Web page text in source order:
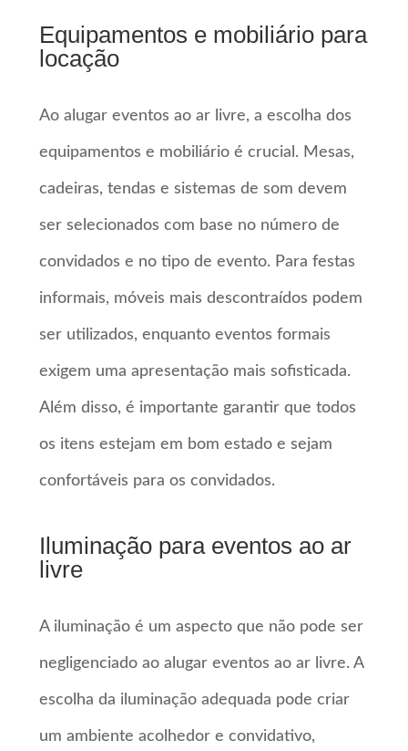
Equipamentos e mobiliário para
locação
Ao alugar eventos ao ar livre, a escolha dos
equipamentos e mobiliário é crucial. Mesas,
cadeiras, tendas e sistemas de som devem
ser selecionados com base no número de
convidados e no tipo de evento. Para festas
informais, móveis mais descontraídos podem
ser utilizados, enquanto eventos formais
exigem uma apresentação mais sofisticada.
Além disso, é importante garantir que todos
os itens estejam em bom estado e sejam
confortáveis para os convidados.
Iluminação para eventos ao ar
livre
A iluminação é um aspecto que não pode ser
negligenciado ao alugar eventos ao ar livre. A
escolha da iluminação adequada pode criar
um ambiente acolhedor e convidativo,